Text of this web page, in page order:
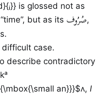
is glossed not as
but as its صُرُوف,
difficult case.
describe contradictory
an}}}$ʌ, I